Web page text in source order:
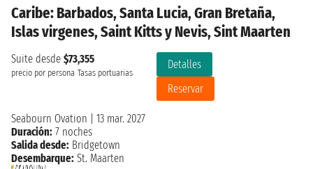
Caribe: Barbados, Santa Lucia, Gran Bretaña,
Islas virgenes, Saint Kitts y Nevis, Sint Maarten
Suite desde $73,355
precio por persona Tasas portuarias
Detalles
Reservar
Seabourn Ovation
13 mar. 2027
Duración: 7 noches
Salida desde: Bridgetown
Desembarque: St. Maarten